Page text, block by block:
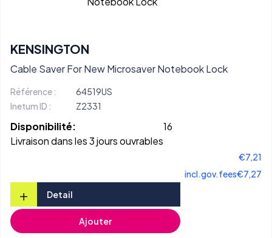
KENSINGTON
Cable Saver For New Microsaver Notebook Lock
Référence :
64519US
Inetum ID :
Z2331
Disponibilité:
16
Livraison dans les 3 jours ouvrables
€7,21
incl.gov.fees€7,27
+ Detail
Ajouter